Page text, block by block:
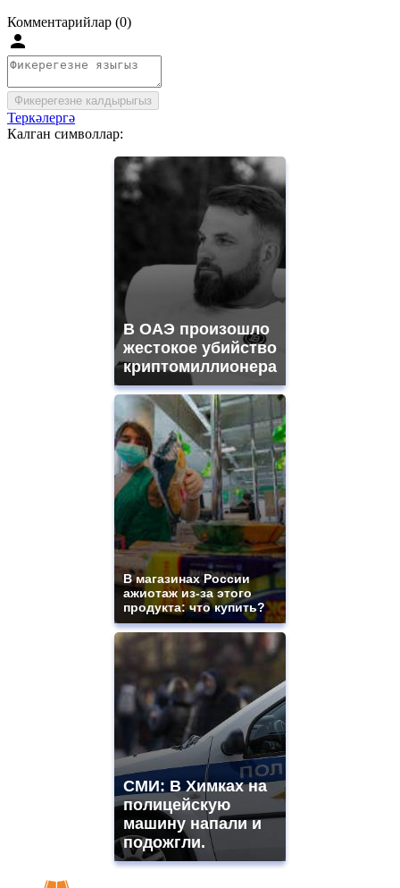
Комментарийлар (0)
Фикерегезне калдырыгыз
Теркәлергә
Калган символлар:
В ОАЭ произошло
жестокое убийство
криптомиллионера
В магазинах России
ажиотаж из-за этого
продукта: что купить?
СМИ: В Химках на
полицейскую
машину напали и
подожгли.